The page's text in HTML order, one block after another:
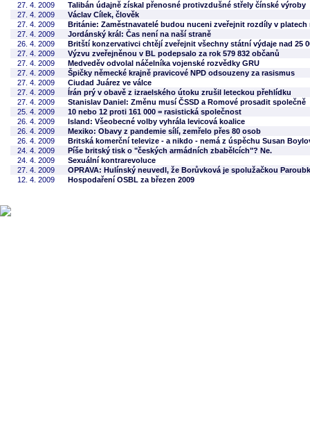
27. 4. 2009
Talibán údajně získal přenosné protivzdušné střely čínské výroby
27. 4. 2009
Václav Cílek, člověk
27. 4. 2009
Británie: Zaměstnavatelé budou nuceni zveřejnit rozdíly v platech
27. 4. 2009
Jordánský král: Čas není na naší straně
26. 4. 2009
Britští konzervativci chtějí zveřejnit všechny státní výdaje nad 25
27. 4. 2009
Výzvu zveřejněnou v BL podepsalo za rok 579 832 občanů
27. 4. 2009
Medveděv odvolal náčelníka vojenské rozvědky GRU
27. 4. 2009
Špičky německé krajně pravicové NPD odsouzeny za rasismus
27. 4. 2009
Ciudad Juárez ve válce
27. 4. 2009
Írán prý v obavě z izraelského útoku zrušil leteckou přehlídku
27. 4. 2009
Stanislav Daniel: Změnu musí ČSSD a Romové prosadit společně
25. 4. 2009
10 nebo 12 proti 161 000 = rasistická společnost
26. 4. 2009
Island: Všeobecné volby vyhrála levicová koalice
26. 4. 2009
Mexiko: Obavy z pandemie sílí, zemřelo přes 80 osob
26. 4. 2009
Britská komerční televize - a nikdo - nemá z úspěchu Susan
24. 4. 2009
Píše britský tisk o "českých armádních zbabělcích"? Ne.
24. 4. 2009
Sexuální kontrarevoluce
27. 4. 2009
OPRAVA: Hulínský neuvedl, že Borůvková je spolužačkou
12. 4. 2009
Hospodaření OSBL za březen 2009